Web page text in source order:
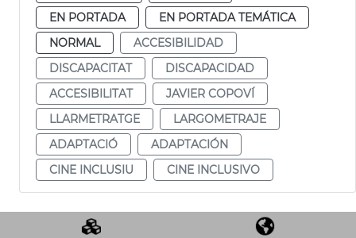
EN PORTADA
EN PORTADA TEMÁTICA
NORMAL
ACCESIBILIDAD
DISCAPACITAT
DISCAPACIDAD
ACCESIBILITAT
JAVIER COPOVÍ
LLARMETRATGE
LARGOMETRAJE
ADAPTACIÓ
ADAPTACIÓN
CINE INCLUSIU
CINE INCLUSIVO